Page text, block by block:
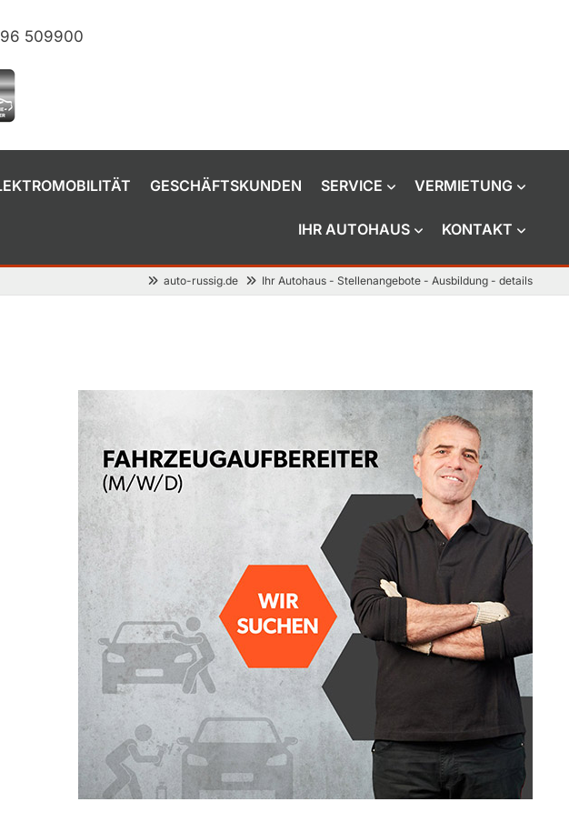
509900
GESCHÄFTSKUNDEN SERVICE VERMIETUNG
IHR AUTOHAUS KONTAKT
auto-russig.de Ihr Autohaus - Stellenangebote - Ausbildung - details